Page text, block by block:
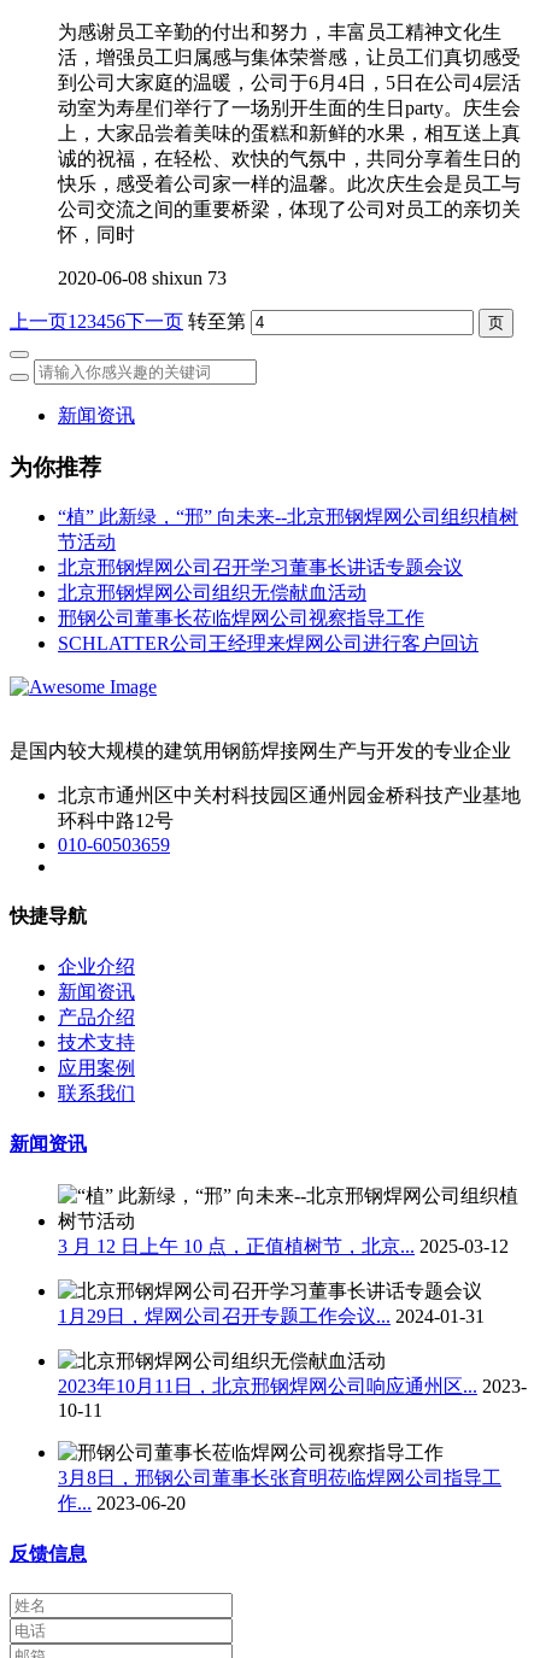
为感谢员工辛勤的付出和努力，丰富员工精神文化生
活，增强员工归属感与集体荣誉感，让员工们真切感受
到公司大家庭的温暖，公司于6月4日，5日在公司4层活
动室为寿星们举行了一场别开生面的生日party。庆生会
上，大家品尝着美味的蛋糕和新鲜的水果，相互送上真
诚的祝福，在轻松、欢快的气氛中，共同分享着生日的
快乐，感受着公司家一样的温馨。此次庆生会是员工与
公司交流之间的重要桥梁，体现了公司对员工的亲切关
怀，同时
2020-06-08 shixun 73
上一页1 23456下一页 转至第
新闻资讯
为你推荐
“植” 此新绿，“邢” 向未来--北京邢钢焊网公司组织植树
节活动
北京邢钢焊网公司召开学习董事长讲话专题会议
北京邢钢焊网公司组织无偿献血活动
邢钢公司董事长莅临焊网公司视察指导工作
SCHLATTER公司王经理来焊网公司进行客户回访
是国内较大规模的建筑用钢筋焊接网生产与开发的专业企业
北京市通州区中关村科技园区通州园金桥科技产业基地
环科中路12号
010-60503659
快捷导航
企业介绍
新闻资讯
产品介绍
技术支持
应用案例
联系我们
新闻资讯
3 月 12 日上午 10 点，正值植树节，北京... 2025-03-12
1月29日，焊网公司召开专题工作会议... 2024-01-31
2023年10月11日，北京邢钢焊网公司响应通州区... 2023-
10-11
3月8日，邢钢公司董事长张育明莅临焊网公司指导工
作... 2023-06-20
反馈信息